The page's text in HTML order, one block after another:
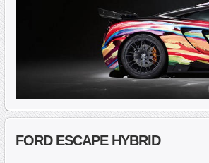
FORD ESCAPE HYBRID